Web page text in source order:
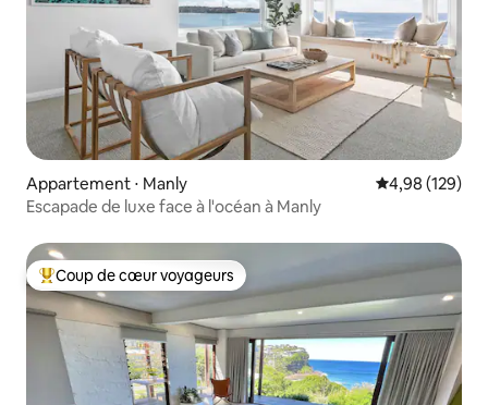
Appartement ⋅ Manly Évaluation
4,98 (129)
Escapade de luxe face à l'océan à Manly
Coups de cœur voyageurs les plus appréciés
Coup de cœur voyageurs